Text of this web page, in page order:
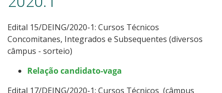
Edital 15/DEING/2020-1: Cursos Técnicos
Concomitanes, Integrados e Subsequentes (diversos
câmpus - sorteio)
Relação candidato-vaga
Edital 17/DEING/2020-1: Cursos Técnicos (câmpus